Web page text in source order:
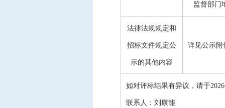
监督部门
法律法规规定和
招标文件规定公
示的其他内容
详见公示附
如对评标结果有异议，请于2026
联系人 ： 刘康能